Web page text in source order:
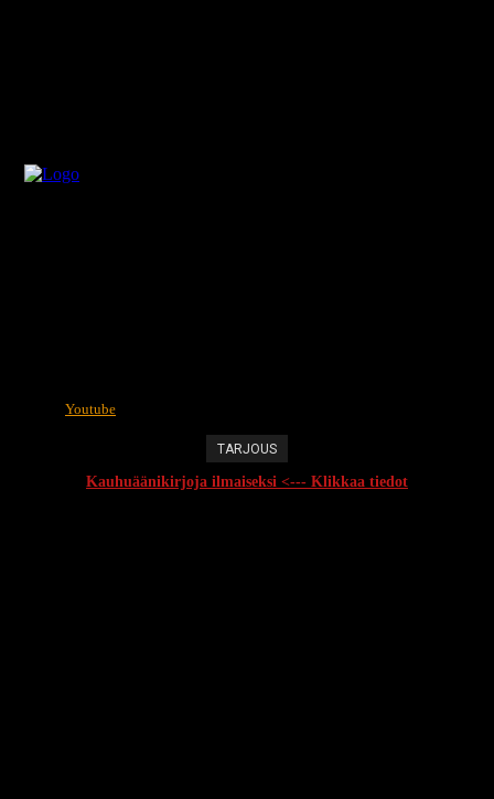
Youtube
TARJOUS
Kauhuäänikirjoja ilmaiseksi <--- Klikkaa tiedot